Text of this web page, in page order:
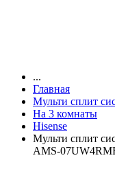
...
Главная
Мульти сплит
На 3 комнаты
Hisense
Мульти сплит
AMS-